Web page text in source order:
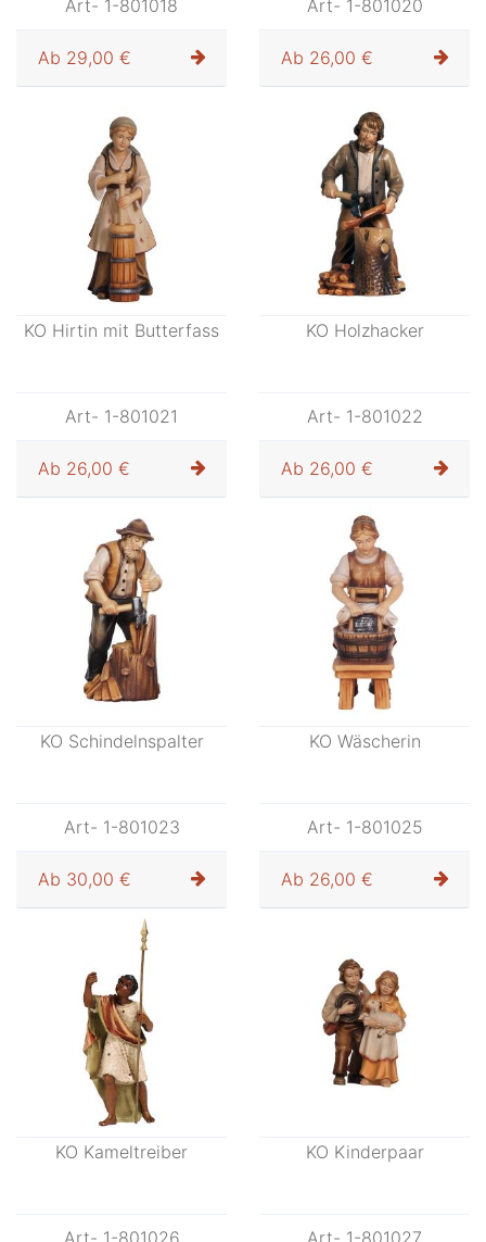
KO Hirtin sitzend mit
Art- 1-801018
29,00 €
KO Hirt mit Milchkanne
Art- 1-801020
26,00 €
KO Hirtin mit Butterfass
Art- 1-801021
26,00 €
KO Holzhacker
Art- 1-801022
26,00 €
KO Schindelnspalter
Art- 1-801023
30,00 €
KO Wäscherin
Art- 1-801025
26,00 €